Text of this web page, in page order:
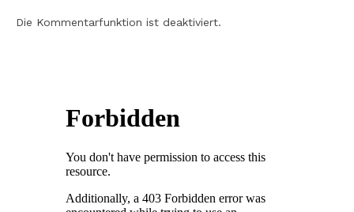
Die Kommentarfunktion ist deaktiviert.